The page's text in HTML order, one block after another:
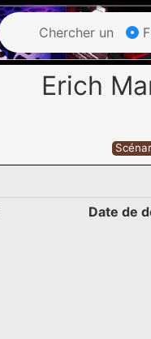
Chercher un
Erich
Date de